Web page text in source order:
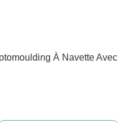
À Navette Avec